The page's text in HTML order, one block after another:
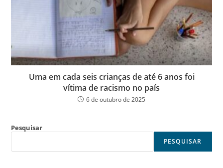
Uma em cada seis crianças de até 6 anos foi
vítima de racismo no país
6 de outubro de 2025
Pesquisar
PESQUISAR